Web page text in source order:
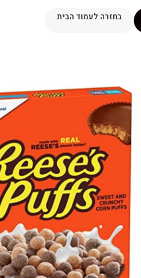
בחזרה לעמוד הבית
חנותפרסומים במדיה